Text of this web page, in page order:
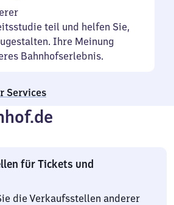
teil und helfen Sie,
Ihre Meinung
Bahnhofserlebnis.
Services
für Tickets und
die Verkaufsstellen anderer